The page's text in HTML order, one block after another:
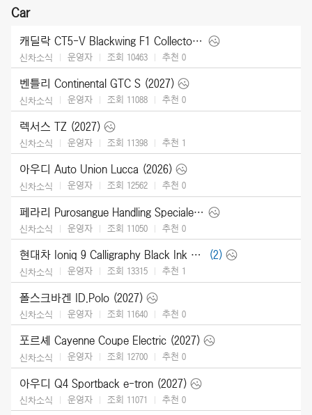
Car
캐딜락 CT5-V Blackwing F1 Collector Series (2026)
신차소식 운영자 조회 10463 추천 0
벤틀리 Continental GTC S (2027)
신차소식 운영자 조회 11088 추천 0
렉서스 TZ (2027)
신차소식 운영자 조회 11398 추천 1
아우디 Auto Union Lucca (2026)
신차소식 운영자 조회 12562 추천 0
페라리 Purosangue Handling Speciale (2027)
신차소식 운영자 조회 11050 추천 0
현대차 Ioniq 9 Calligraphy Black Ink (2027) (2)
신차소식 운영자 조회 13315 추천 1
폴스크바겐 ID.Polo (2027)
신차소식 운영자 조회 11640 추천 0
포르셰 Cayenne Coupe Electric (2027)
신차소식 운영자 조회 12700 추천 0
아우디 Q4 Sportback e-tron (2027)
신차소식 운영자 조회 11071 추천 0